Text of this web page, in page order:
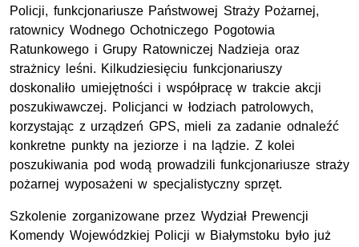
Policji, funkcjonariusze Państwowej Straży Pożarnej,
ratownicy Wodnego Ochotniczego Pogotowia
Ratunkowego i Grupy Ratowniczej Nadzieja oraz
strażnicy leśni. Kilkudziesięciu funkcjonariuszy
doskonaliło umiejętności i współpracę w trakcie akcji
poszukiwawczej. Policjanci w łodziach patrolowych,
korzystając z urządzeń GPS, mieli za zadanie odnaleźć
konkretne punkty na jeziorze i na lądzie. Z kolei
poszukiwania pod wodą prowadzili funkcjonariusze straży
pożarnej wyposażeni w specjalistyczny sprzęt.
Szkolenie zorganizowane przez Wydział Prewencji
Komendy Wojewódzkiej Policji w Białymstoku było już